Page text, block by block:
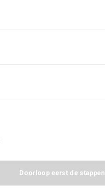
Doorloop eerst de stappen